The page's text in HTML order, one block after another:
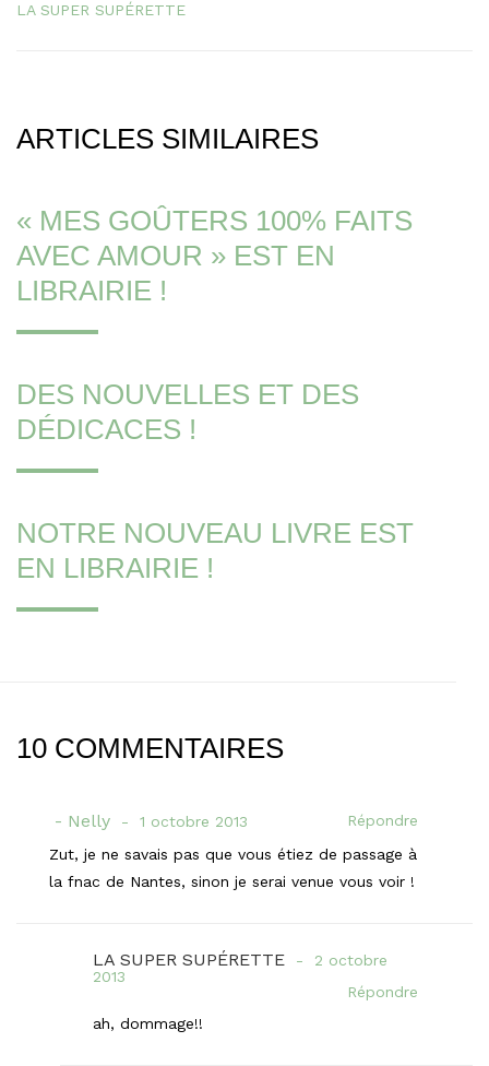
LA SUPER SUPÉRETTE
ARTICLES SIMILAIRES
« MES GOÛTERS 100% FAITS
AVEC AMOUR » EST EN
LIBRAIRIE !
DES NOUVELLES ET DES
DÉDICACES !
NOTRE NOUVEAU LIVRE EST
EN LIBRAIRIE !
10 COMMENTAIRES
Nelly 1 octobre 2013
Répondre
Zut, je ne savais pas que vous étiez de passage à
la fnac de Nantes, sinon je serai venue vous voir !
LA SUPER SUPÉRETTE
2 octobre
2013
Répondre
ah, dommage!!